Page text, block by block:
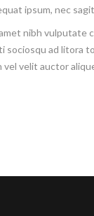
ipsum, nec
nibh vulputate
sociosqu ad litora
vel velit auctor